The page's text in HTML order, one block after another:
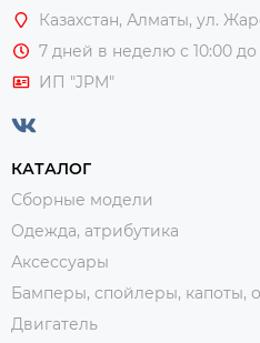
Казахстан, Алматы, ул.
7 дней в неделю с 10:00 до
ИП "JPM"
КАТАЛОГ
Сборные модели
Одежда, атрибутика
Аксессуары
Бамперы, спойлеры, капоты,
Двигатель